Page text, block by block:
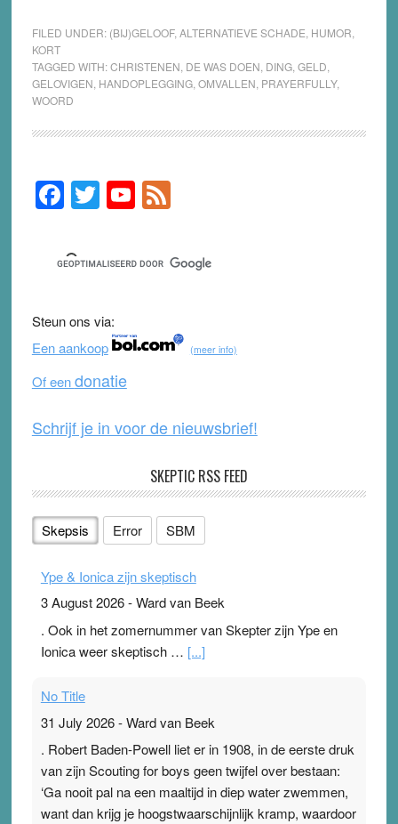
FILED UNDER: (BIJ)GELOOF, ALTERNATIEVE SCHADE HUMOR
KORT
TAGGED WITH:CHRISTENEN DE WAS DOEN DING, GELD
GELOVIGEN HANDOPLEGGING, OMVALLEN PRAYERFULLY,
WOORD
Primary
Sidebar
F
a
c
e
b
o
o
k
T
wi
tt
er
Y
o
u
T
b
e
F
e
d
Steun ons via:
Een aankoop
(meer info)
Of eendonatie
Schrijf je in voor de nieuwsbrief!
SKEPTIC RSS FEED
Skepsis Error SBM
Ype & Ionica zijn skeptisch
3 August 2026-Ward van Beek
. Ook in het zomernummer van Skepter zijn Ype en
Ionica weer skeptisch … [...]
No Title
31 July 2026-Ward van Beek
. Robert Baden-Powell liet er in 1908, in de eerste druk
van zijn Scouting for boys geen twijfel over bestaan:
‘Ga nooit pal na een maaltijd in diep water zwemmen,
want dan krijg je hoogstwaarschijnlijk kramp, waardoor